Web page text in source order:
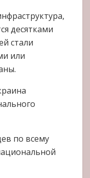
десятками
стали
или
по всему